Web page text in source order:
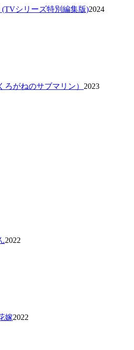
シリーズ特別編集版)2024
がねのサブマリン） 2023
2022
嫁2022